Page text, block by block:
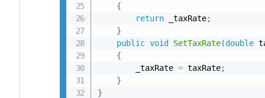
{
return _taxRate;
}
public void SetTaxRate(double
{
        _taxRate
= taxRate;
}
}